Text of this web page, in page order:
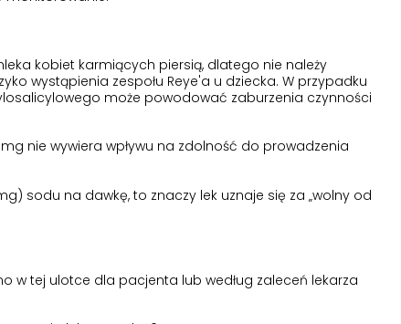
kobiet karmiących piersią, dlatego nie należy
wystąpienia zespołu Reye'a u dziecka. W przypadku
może powodować zaburzenia czynności
mg nie wywiera wpływu na zdolność do prowadzenia
sodu na dawkę, to znaczy lek uznaje się za „wolny od
w tej ulotce dla pacjenta lub według zaleceń lekarza